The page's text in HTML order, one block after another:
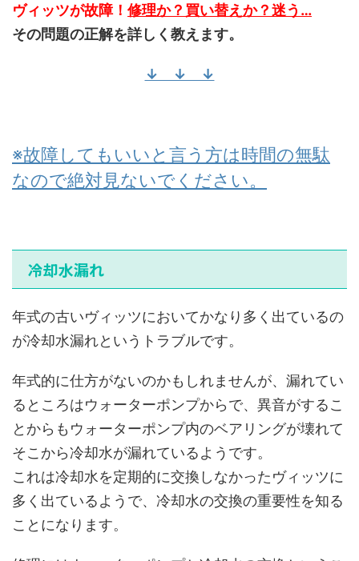
ヴィッツが故障！ 修理か？買い替えか？迷う…
その問題の正解を詳しく教えます。
↓ ↓ ↓
※故障してもいいと言う方は時間の無駄
なので絶対見ないでください。
冷却水漏れ
年式の古いヴィッツにおいてかなり多く出ているの
が冷却水漏れというトラブルです。
年式的に仕方がないのかもしれませんが、漏れてい
るところはウォーターポンプからで、異音がするこ
とからもウォーターポンプ内のベアリングが壊れて
そこから冷却水が漏れているようです。
これは冷却水を定期的に交換しなかったヴィッツに
多く出ているようで、冷却水の交換の重要性を知る
ことになります。